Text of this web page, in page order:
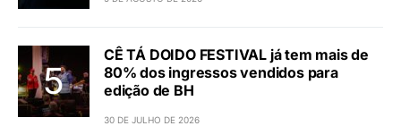
CÊ TÁ DOIDO FESTIVAL já tem mais de
80% dos ingressos vendidos para
edição de BH
30 DE JULHO DE 2026